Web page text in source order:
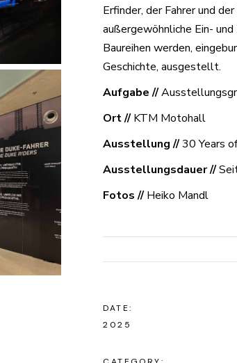
Erfinder, der Fahrer und
außergewöhnliche Ein-
Baureihen werden,
Geschichte, ausgestellt.
Aufgabe //
Ort //KTM Motohall
Ausstellung //30 Years
Ausstellungsdauer //
Fotos //Heiko Mandl
DATE:
2025